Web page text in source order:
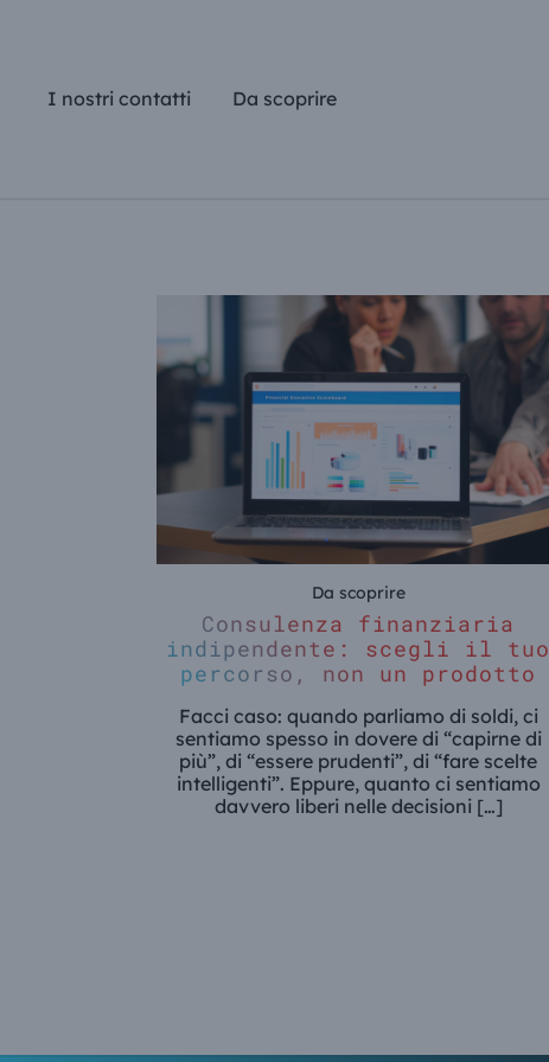
I nostri contatti
Da scoprire
Da scoprire
Consulenza finanziaria
indipendente: scegli il tuo
percorso, non un prodotto
Facci caso: quando parliamo di soldi, ci
sentiamo spesso in dovere di “capirne di
più”, di “essere prudenti”, di “fare scelte
intelligenti”. Eppure, quanto ci sentiamo
davvero liberi nelle decisioni […]